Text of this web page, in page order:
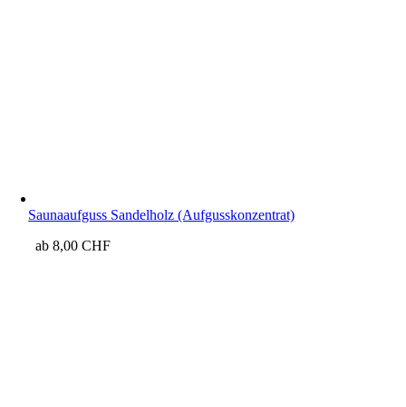
Saunaaufguss Sandelholz (Aufgusskonzentrat)
ab8,00CHF